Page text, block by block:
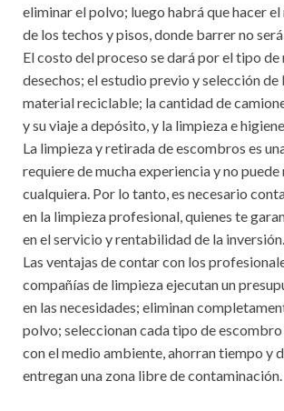
eliminar el polvo; luego habrá que hacer
de los techos y pisos, donde barrer no
El costo del proceso se dará por el tipo de
desechos; el estudio previo y selección de
material reciclable; la cantidad de
y su viaje a depósito, y la limpieza e
La limpieza y retirada de escombros es
requiere de mucha experiencia y no
cualquiera. Por lo tanto, es necesario
en la limpieza profesional, quienes te
en el servicio y rentabilidad de la inversión.
Las ventajas de contar con los
compañías de limpieza ejecutan un
en las necesidades; eliminan
polvo; seleccionan cada tipo de
con el medio ambiente, ahorran tiempo y
entregan una zona libre de contaminación.